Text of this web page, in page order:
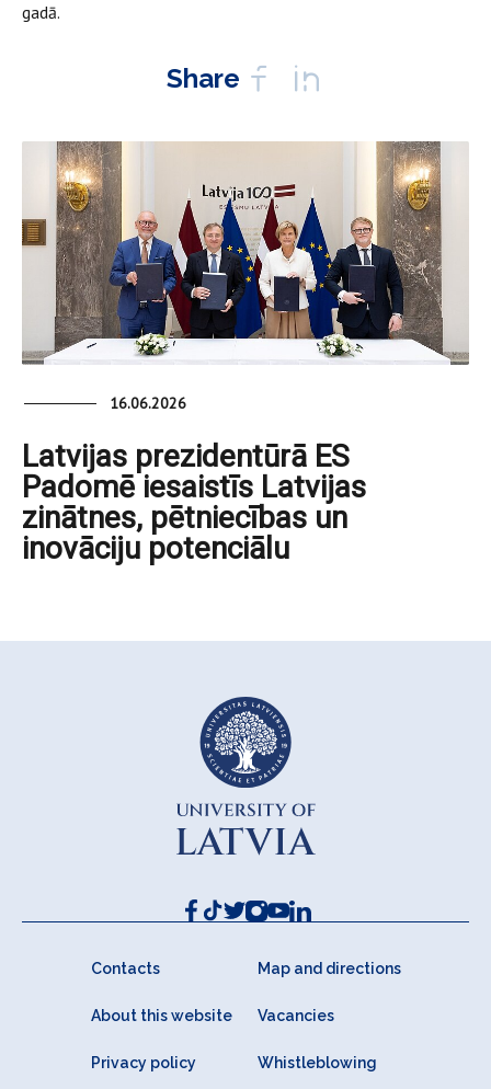
gadā.
Share
16.06.2026
Latvijas prezidentūrā ES
Padomē iesaistīs Latvijas
zinātnes, pētniecības un
inovāciju potenciālu
Contacts Map and directions
About this website Vacancies
Privacy policy Whistleblowing